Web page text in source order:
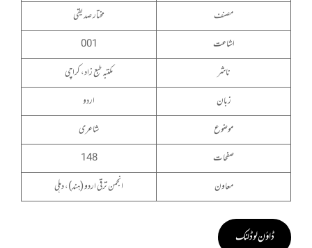
مصنف
مختار صدیقی
اشاعت
001
ناشر
مکتبہ طبع زاد، کراچی
زبان
اردو
موضوع
شاعری
صفحات
148
معاون
انجمن ترقی اردو (ہند)، دہلی
ڈاؤن لوڈ لنک